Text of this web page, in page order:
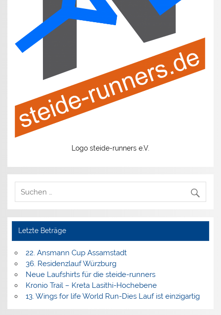
Logo steide-runners e.V.
Letzte Beträge
22. Ansmann Cup Assamstadt
36. Residenzlauf Würzburg
Neue Laufshirts für die steide-runners
Kronio Trail – Kreta Lasithi-Hochebene
13. Wings for life World Run-Dies Lauf ist einzigartig